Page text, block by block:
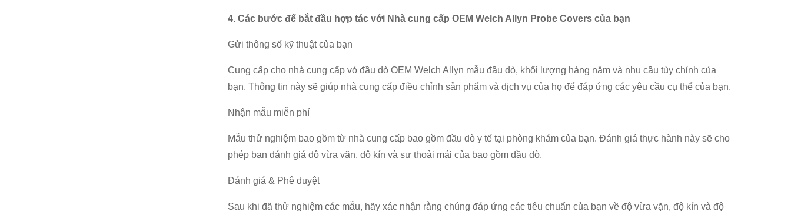
4. Các bước để bắt đầu hợp tác với Nhà cung cấp OEM Welch Allyn Probe Covers của bạn
Gửi thông số kỹ thuật của bạn
Cung cấp cho nhà cung cấp vỏ đầu dò OEM Welch Allyn mẫu đầu dò, khối lượng hàng năm và nhu cầu tùy chỉnh của
bạn. Thông tin này sẽ giúp nhà cung cấp điều chỉnh sản phẩm và dịch vụ của họ để đáp ứng các yêu cầu cụ thể của bạn.
Nhận mẫu miễn phí
Mẫu thử nghiệm bao gồm từ nhà cung cấp bao gồm đầu dò y tế tại phòng khám của bạn. Đánh giá thực hành này sẽ cho
phép bạn đánh giá độ vừa vặn, độ kín và sự thoải mái của bao gồm đầu dò.
Đánh giá & Phê duyệt
Sau khi đã thử nghiệm các mẫu, hãy xác nhận rằng chúng đáp ứng các tiêu chuẩn của bạn về độ vừa vặn, độ kín và độ